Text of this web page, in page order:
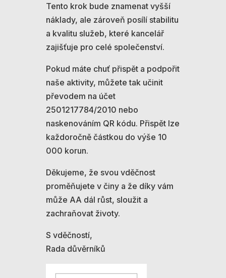
Tento krok bude znamenat vyšší
náklady, ale zároveň posílí stabilitu
a kvalitu služeb, které kancelář
zajišťuje pro celé společenství.
Pokud máte chuť přispět a podpořit
naše aktivity, můžete tak učinit
převodem na účet
2501217784/2010 nebo
naskenováním QR kódu. Přispět lze
každoročně částkou do výše 10
000 korun.
Děkujeme, že svou vděčnost
proměňujete v činy a že díky vám
může AA dál růst, sloužit a
zachraňovat životy.
S vděčností,
Rada důvěrníků